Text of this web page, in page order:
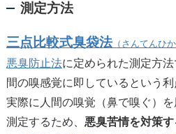
測定方法
三点比較式臭袋法 （さんてんひ
悪臭防止法に定められた測定方
間の嗅感覚に即しているという利
実際に人間の嗅覚（鼻で嗅ぐ）
測定するため、 悪臭苦情を対策